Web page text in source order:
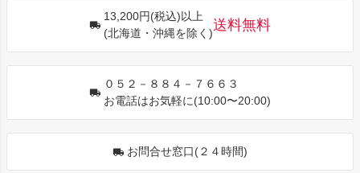
13,200円(税込)以上
(北海道・沖縄を除く)
送料無料
０５２－８８４－７６６３
お電話はお気軽に(10:00〜20:00)
お問合せ窓口(２４時間)